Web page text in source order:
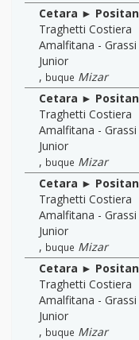
Cetara ►
Traghetti Costiera
Amalfitana - Grassi
Junior
, buque Mizar
Cetara ►
Traghetti Costiera
Amalfitana - Grassi
Junior
, buque Mizar
Cetara ►
Traghetti Costiera
Amalfitana - Grassi
Junior
, buque Mizar
Cetara ►
Traghetti Costiera
Amalfitana - Grassi
Junior
, buque Mizar